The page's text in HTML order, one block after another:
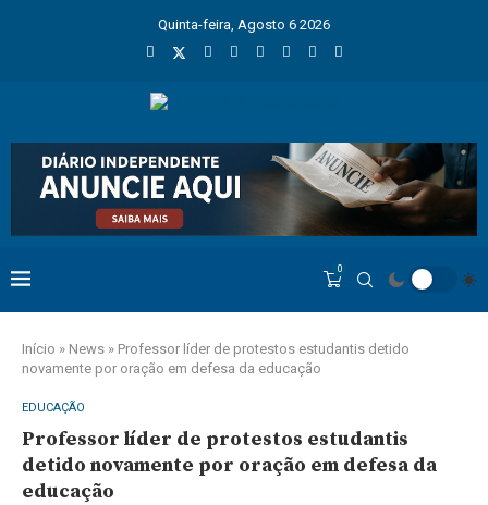
Quinta-feira, Agosto 6 2026
0
Início » News » Professor líder de protestos estudantis detido
novamente por oração em defesa da educação
EDUCAÇÃO
Professor líder de protestos estudantis
detido novamente por oração em defesa da
educação